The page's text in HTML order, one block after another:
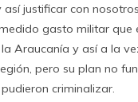
justificar con
gasto militar que
Araucanía y así a la
pero su plan no
criminalizar.